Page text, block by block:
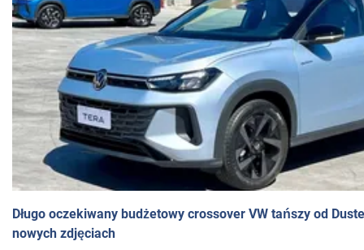
Długo oczekiwany budżetowy crossover VW tańszy od
nowych zdjęciach